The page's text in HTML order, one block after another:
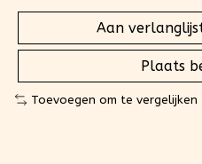
Aan
Plaats
Toevoegen om te vergelijken